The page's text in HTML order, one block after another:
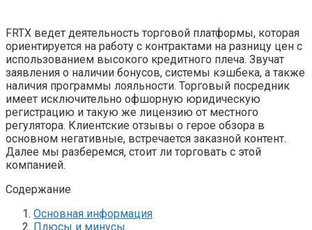
FRTX ведет деятельность торговой платформы, которая
ориентируется на работу с контрактами на разницу цен с
использованием высокого кредитного плеча. Звучат
заявления о наличии бонусов, системы кэшбека, а также
наличия программы лояльности. Торговый посредник
имеет исключительно офшорную юридическую
регистрацию и такую же лицензию от местного
регулятора. Клиентские отзывы о герое обзора в
основном негативные, встречается заказной контент.
Далее мы разберемся, стоит ли торговать с этой
компанией.
Содержание
Основная информация
Плюсы и минусы